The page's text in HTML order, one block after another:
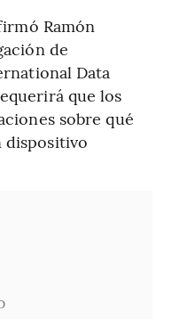
Ramón
de
Data
que los
sobre qué
dispositivo